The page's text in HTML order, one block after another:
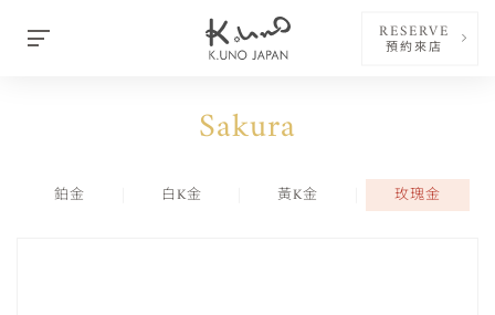
RESERVE
預約來店
Sakura
鉑金 白K金 黃K金 玫瑰金